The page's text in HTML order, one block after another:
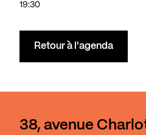
19:30
Retour à l'agenda
38, avenue